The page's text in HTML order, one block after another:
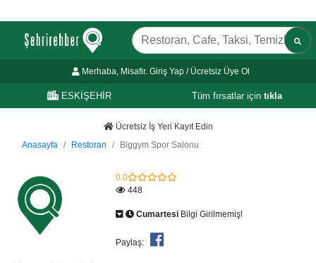
Merhaba, Misafir. Giriş Yap / Ücretsiz Üye Ol
ESKİŞEHİR Tüm fırsatlar için tıkla
Ücretsiz İş Yeri Kayıt Edin
Anasayfa
Restoran Biggym Spor Salonu
0.0
448
Cumartesi Bilgi Girilmemiş!
Paylaş: